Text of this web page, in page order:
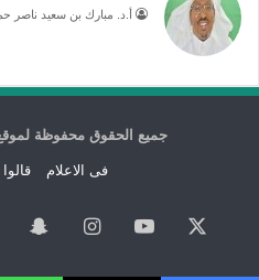
أ.د. مبارك بن سعيد ناصر
جميع الحقوق محفوظة
فى الاعلام
‫YouTubeانستقرام